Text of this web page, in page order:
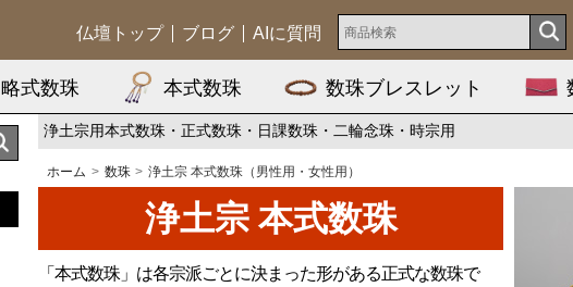
仏壇トップ ブログ AIに質問
略式数珠 本式数珠 数珠ブレスレット
浄土宗用本式数珠・正式数珠・日課数珠・二輪念珠・時宗用
ホーム 数珠 浄土宗 本式数珠（男性用・女性用）
浄土宗 本式数珠
「本式数珠」は各宗派ごとに決まった形がある正式な数珠で